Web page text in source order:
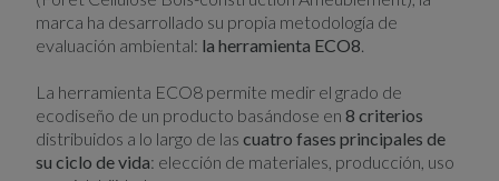
marca ha desarrollado su propia metodología de
evaluación ambiental: la herramienta ECO8.
La herramienta ECO8 permite medir el grado de
ecodiseño de un producto basándose en8 criterios
distribuidos a lo largo de lascuatro fases principales de
su ciclo de vida: elección de materiales, producción, uso